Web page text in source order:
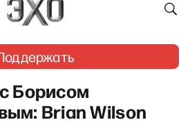
Борисом
Brian Wilson